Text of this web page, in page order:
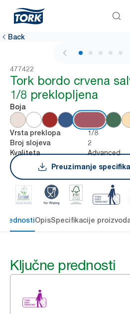
Back
1 / 6
477422
Tork bordo crvena
1/8 preklopljena
Boja
Vrsta preklopa 1/8
Broj slojeva 2
Kvaliteta
Advanced
Preuzimanje
prednostiOpisSpecifikacije
Ključne prednosti